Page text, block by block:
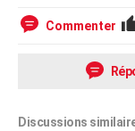
Commenter
Discussions